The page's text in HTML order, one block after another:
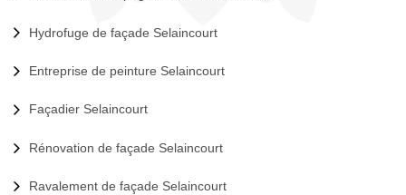
Hydrofuge de façade Selaincourt
Entreprise de peinture Selaincourt
Façadier Selaincourt
Rénovation de façade Selaincourt
Ravalement de façade Selaincourt